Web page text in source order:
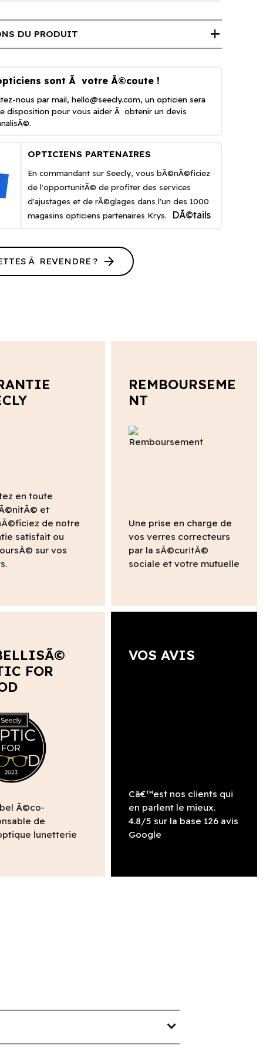
DU PRODUIT add
sont Ã votre Ã©coute !
nous par mail,hello@seecly.com, un opticien sera
disposition pour vous aider Ã obtenir un devis
OPTICIENS PARTENAIRES
En commandant sur Seecly, vous bÃ©nÃ©ficiez
de l'opportunitÃ© de profiter des services
d'ajustages et de rÃ©glages dans l'un des 1000
magasins opticiens partenaires Krys.
DÃ©tails
Ã REVENDRE ? arrow_forward
en toute
et
de notre
satisfait ou
sur vos
REMBOURSEME
NT
Une prise en charge de
vos verres correcteurs
par la sÃ©curitÃ©
sociale et votre mutuelle
FOR
Ã©co-
de
lunetterie
VOS AVIS
Câ€™est nos clients qui
en parlent le mieux.
4.8/5 sur la base 126 avis
Google
expand_more